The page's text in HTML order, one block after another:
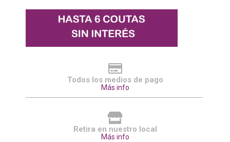
Todos los medios de pago
Más info
Retira en nuestro local
Más info